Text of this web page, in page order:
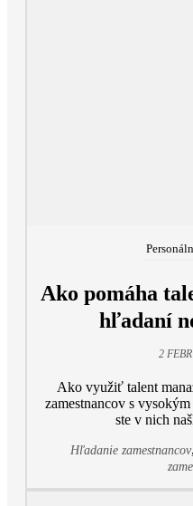
Ako pomáha
hľadaní
2
Ako využiť talent
zamestnancov s
ste v nich
Hľadanie zamestnancov,